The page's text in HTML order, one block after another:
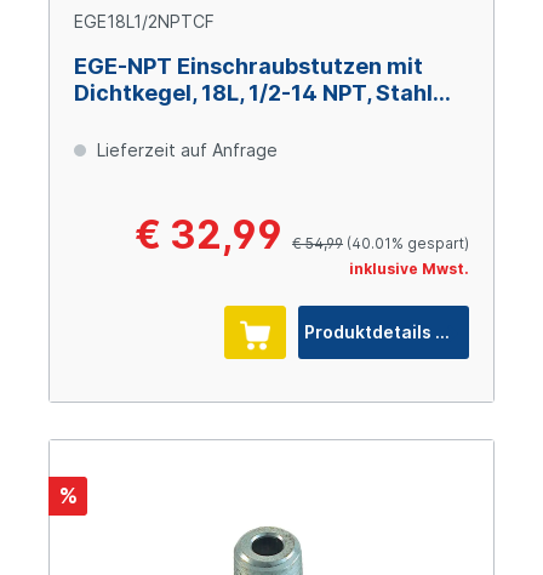
EGE18L1/2NPTCF
EGE-NPT Einschraubstutzen mit
Dichtkegel, 18L, 1/2-14 NPT, Stahl
Lieferzeit auf Anfrage
€ 32,99 € 54,99 (40.01% gespart)
inklusive Mwst.
Produktdetails
%